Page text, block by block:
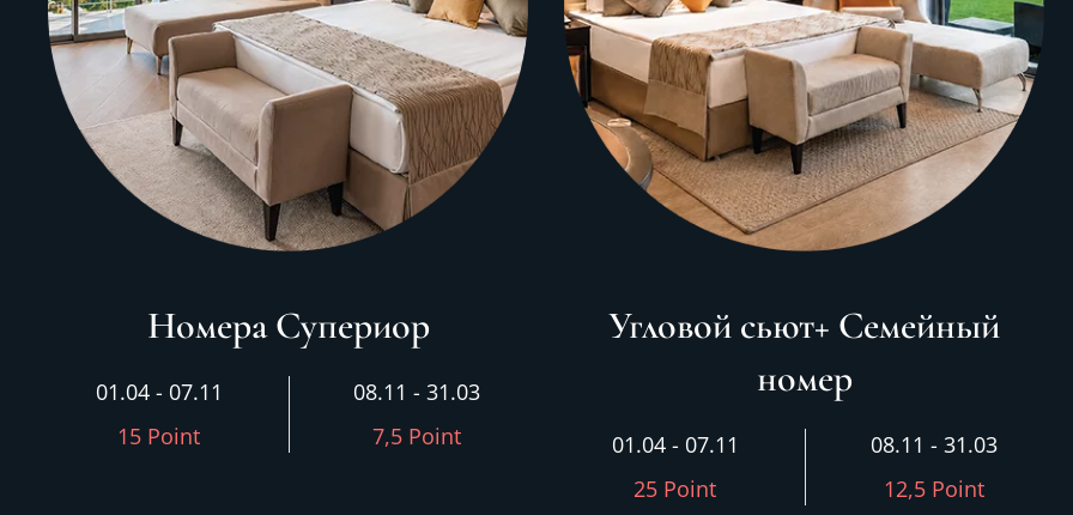
Номера Супериор
01.04 - 07.11
15 Point
08.11 - 31.03
7,5 Point
Угловой сьют+ Семейный
номер
01.04 - 07.11
25 Point
08.11 - 31.03
12,5 Point